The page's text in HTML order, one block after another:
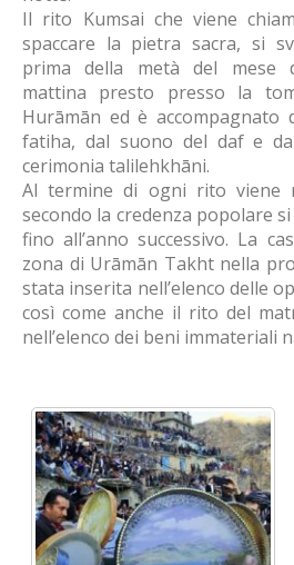
Il rito Kumsai che viene
spaccare la pietra sacra, si
prima della metà del mese
mattina presto presso la
Hurāmān ed è accompagnato
fatiha, dal suono del daf e
cerimonia talilehkhāni.
Al termine di ogni rito viene
secondo la credenza popolare
fino all’anno successivo. La
zona di Urāmān Takht nella
stata inserita nell’elenco delle
così come anche il rito del
nell’elenco dei beni immateriali